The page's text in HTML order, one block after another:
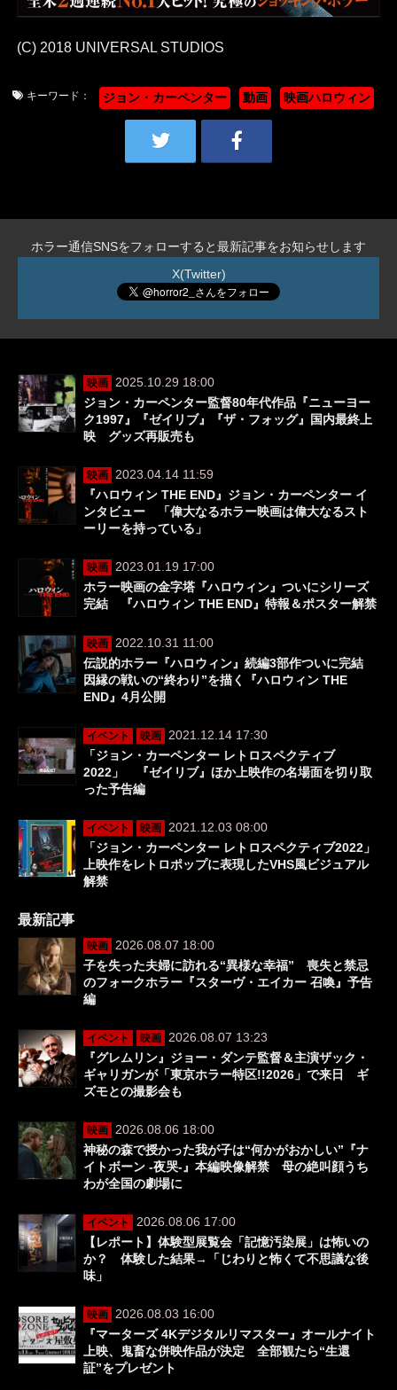
(C) 2018 UNIVERSAL STUDIOS
キーワード： ジョン・カーペンター 動画 映画ハロウィン
ホラー通信SNSをフォローすると最新記事をお知らせします
X(Twitter)
映画 2025.10.29 18:00
ジョン・カーペンター監督80年代作品『ニューヨー
ク1997』『ゼイリブ』『ザ・フォッグ』国内最終上
映 グッズ再販売も
映画 2023.04.14 11:59
『ハロウィン THE END』ジョン・カーペンター イ
ンタビュー 「偉大なるホラー映画は偉大なるスト
ーリーを持っている」
映画 2023.01.19 17:00
ホラー映画の金字塔『ハロウィン』ついにシリーズ
完結 『ハロウィン THE END』特報＆ポスター解禁
映画 2022.10.31 11:00
伝説的ホラー『ハロウィン』続編3部作ついに完結
因縁の戦いの“終わり”を描く『ハロウィン THE
END』4月公開
イベント 映画 2021.12.14 17:30
「ジョン・カーペンター レトロスペクティブ
2022」 『ゼイリブ』ほか上映作の名場面を切り取
った予告編
イベント 映画 2021.12.03 08:00
「ジョン・カーペンター レトロスペクティブ2022」
上映作をレトロポップに表現したVHS風ビジュアル
解禁
最新記事
映画 2026.08.07 18:00
子を失った夫婦に訪れる“異様な幸福” 喪失と禁忌
のフォークホラー『スターヴ・エイカー 召喚』予告
編
イベント 映画 2026.08.07 13:23
『グレムリン』ジョー・ダンテ監督＆主演ザック・
ギャリガンが「東京ホラー特区!!2026」で来日 ギ
ズモとの撮影会も
映画 2026.08.06 18:00
神秘の森で授かった我が子は“何かがおかしい”『ナ
イトボーン -夜哭-』本編映像解禁 母の絶叫顔うち
わが全国の劇場に
イベント
2026.08.06 17:00
【レポート】体験型展覧会「記憶汚染展」は怖いの
か？ 体験した結果→「じわりと怖くて不思議な後
味」
映画 2026.08.03 16:00
『マーターズ 4Kデジタルリマスター』オールナイト
上映、鬼畜な併映作品が決定 全部観たら“生還
証”をプレゼント